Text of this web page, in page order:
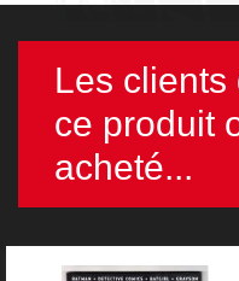
Les clients
ce produit
acheté...